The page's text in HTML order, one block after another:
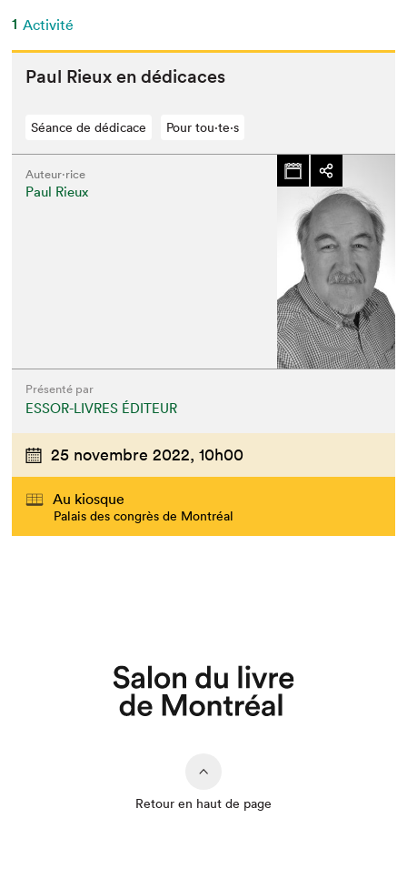
1 Activité
Paul Rieux en dédicaces
Séance de dédicace Pour tou⋅te⋅s
Auteur·rice
Paul Rieux
Présenté par
ESSOR-LIVRES ÉDITEUR
25 novembre 2022, 10h00
Au kiosque
Palais des congrès de Montréal
Retour en haut de page